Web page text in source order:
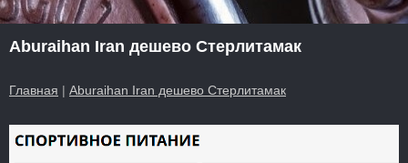
Aburaihan Iran дешево Стерлитамак
Главная | Aburaihan Iran дешево Стерлитамак